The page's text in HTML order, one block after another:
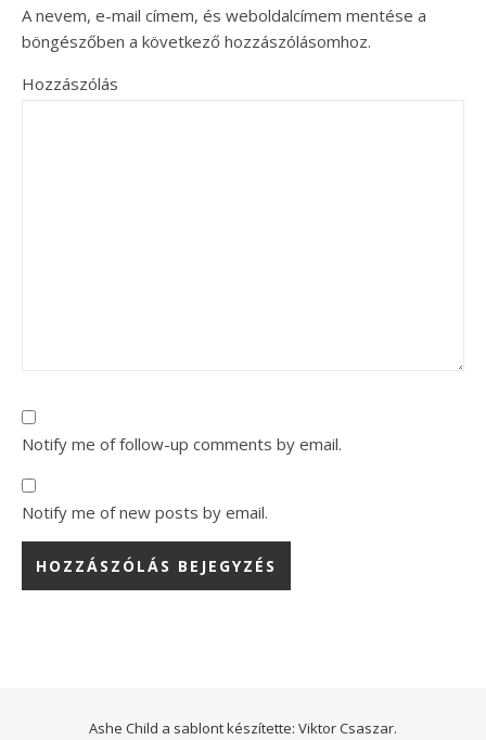
A nevem, e-mail címem, és weboldalcímem mentése a
böngészőben a következő hozzászólásomhoz.
Hozzászólás
Notify me of follow-up comments by email.
Notify me of new posts by email.
Ashe Child a sablont készítette: Viktor Csaszar.